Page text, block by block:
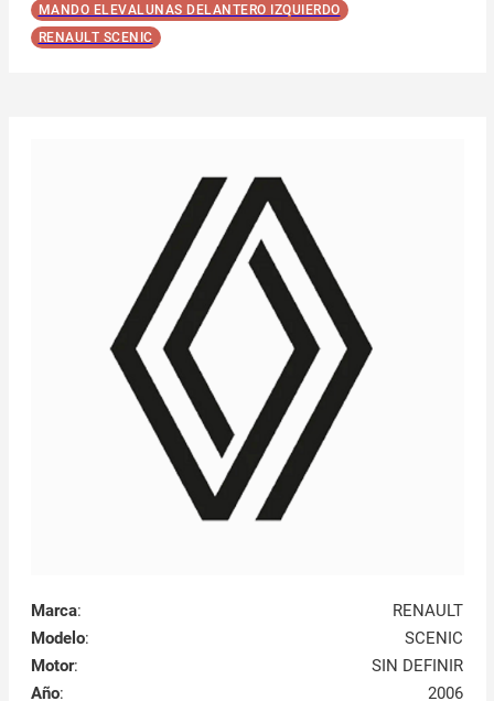
MANDO ELEVALUNAS DELANTERO IZQUIERDO
RENAULT SCENIC
Marca:
RENAULT
Modelo:
SCENIC
Motor:
SIN DEFINIR
Año: 2006